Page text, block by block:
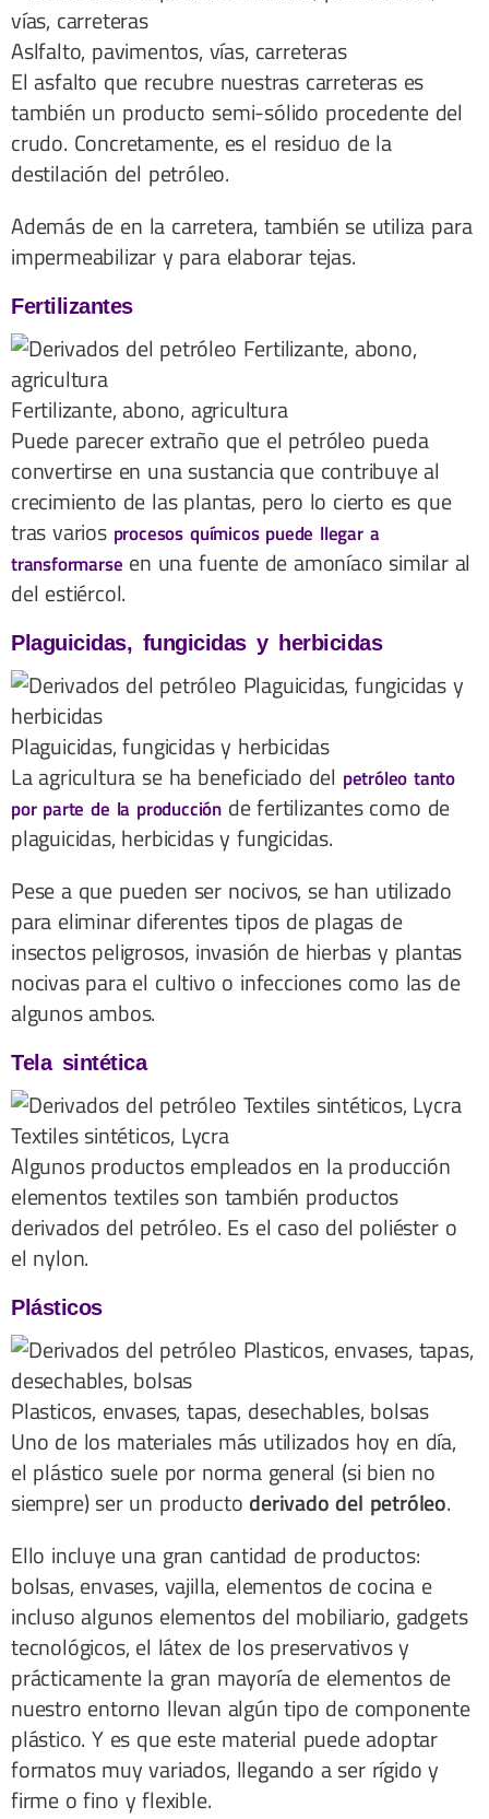
Aslfalto, pavimentos, vías, carreteras
El asfalto que recubre nuestras carreteras es
también un producto semi-sólido procedente del
crudo. Concretamente, es el residuo de la
destilación del petróleo.
Además de en la carretera, también se utiliza para
impermeabilizar y para elaborar tejas.
Fertilizantes
Fertilizante, abono, agricultura
Puede parecer extraño que el petróleo pueda
convertirse en una sustancia que contribuye al
crecimiento de las plantas, pero lo cierto es que
tras varios procesos químicos puede llegar a
transformarse en una fuente de amoníaco similar al
del estiércol.
Plaguicidas, fungicidas y herbicidas
Plaguicidas, fungicidas y herbicidas
La agricultura se ha beneficiado del petróleo tanto
por parte de la producciónde fertilizantes como de
plaguicidas, herbicidas y fungicidas.
Pese a que pueden ser nocivos, se han utilizado
para eliminar diferentes tipos de plagas de
insectos peligrosos, invasión de hierbas y plantas
nocivas para el cultivo o infecciones como las de
algunos ambos.
Tela sintética
Textiles sintéticos, Lycra
Algunos productos empleados en la producción
elementos textiles son también productos
derivados del petróleo. Es el caso del poliéster o
el nylon.
Plásticos
Plasticos, envases, tapas, desechables, bolsas
Uno de los materiales más utilizados hoy en día,
el plástico suele por norma general (si bien no
siempre) ser un productoderivado del petróleo.
Ello incluye una gran cantidad de productos:
bolsas, envases, vajilla, elementos de cocina e
incluso algunos elementos del mobiliario, gadgets
tecnológicos, el látex de los preservativos y
prácticamente la gran mayoría de elementos de
nuestro entorno llevan algún tipo de componente
plástico. Y es que este material puede adoptar
formatos muy variados, llegando a ser rígido y
firme o fino y flexible.